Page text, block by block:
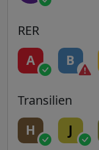
RER
A B
Transilien
H J